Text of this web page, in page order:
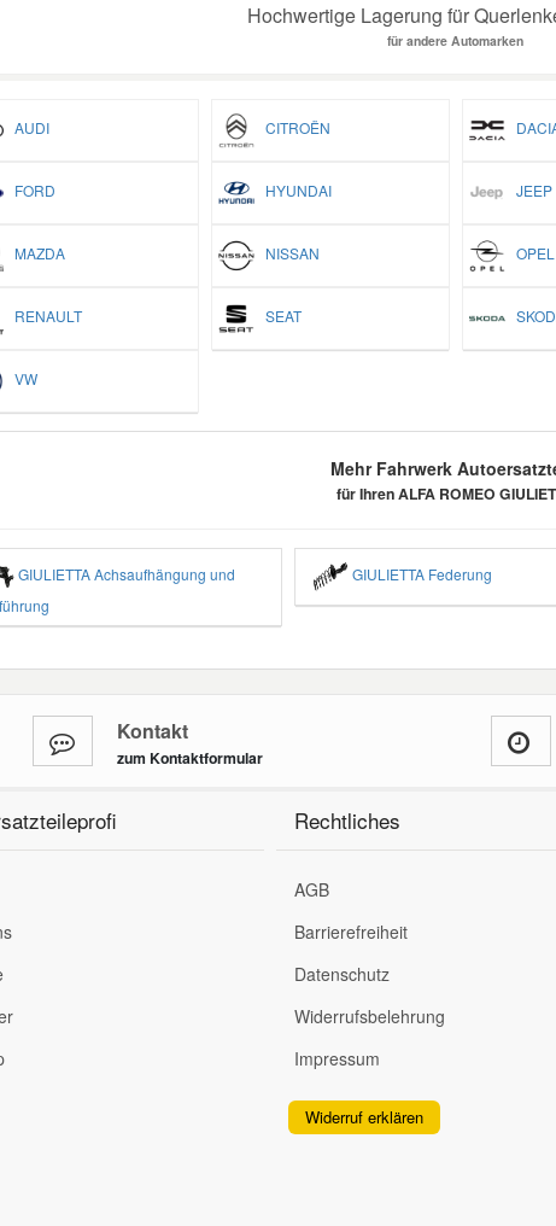
Hochwertige Lagerung für
für andere Automarken
AUDI CITROËN
FORD HYUNDAI JEEP
MAZDA NISSAN OPEL
RENAULT SEAT
VW
Mehr Fahrwerk
für Ihren ALFA ROMEO
GIULIETTA Achsaufhängung und
GIULIETTA Federung
Kontakt
zum Kontaktformular
Rechtliches
AGB
Barrierefreiheit
Datenschutz
Widerrufsbelehrung
Impressum
Widerruf erklären